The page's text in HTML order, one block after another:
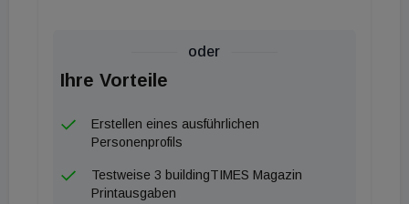
dezentrale Warmwasser-Wärmepumpe. „Mit seinen
Neubau oder zu sanierenden Objekten einbringen
und montieren“, so Josef Köttl, Chef von KNV. Ein
paar Projekte wurden bereits mit diesen Geräten
ausgestattet, weitere sollen folgen.
oder
Ihre Vorteile
Erstellen eines ausführlichen
Personenprofils
Testweise 3 buildingTIMES Magazin
Printausgaben